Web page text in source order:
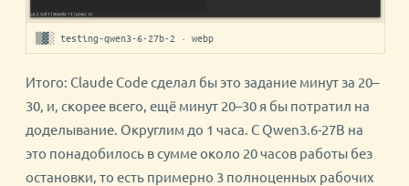
▒▓░ testing-qwen3-6-27b-2 · webp
Итого: Claude Code сделал бы это задание минут за 20–
30, и, скорее всего, ещё минут 20–30 я бы потратил на
доделывание. Округлим до 1 часа. С Qwen3.6-27B на
это понадобилось в сумме около 20 часов работы без
остановки, то есть примерно 3 полноценных рабочих